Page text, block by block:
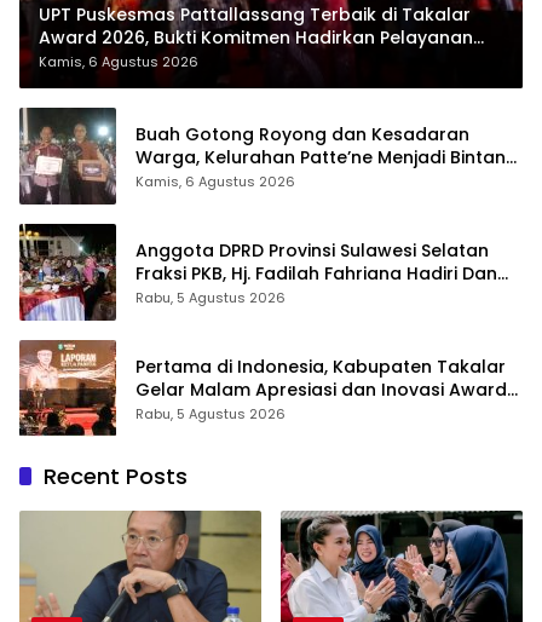
UPT Puskesmas Pattallassang Terbaik di Takalar
Award 2026, Bukti Komitmen Hadirkan Pelayanan
Kesehatan Berkualitas
Kamis, 6 Agustus 2026
Buah Gotong Royong dan Kesadaran
Warga, Kelurahan Patte’ne Menjadi Bintang
Takalar Award 2026
Kamis, 6 Agustus 2026
Anggota DPRD Provinsi Sulawesi Selatan
Fraksi PKB, Hj. Fadilah Fahriana Hadiri Dan
Beri Apresiasi : Takalar Menyalakan Lentera
Rabu, 5 Agustus 2026
Pertama di Indonesia, Kabupaten Takalar
Gelar Malam Apresiasi dan Inovasi Award
2026: Panggung Penghargaan bagi
Rabu, 5 Agustus 2026
Recent Posts